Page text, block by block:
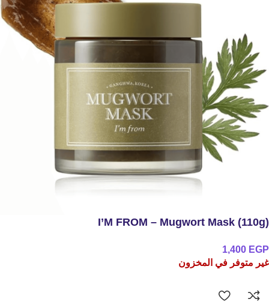
I’M FROM – Mugwort Mask (110g)
1,400 EGP
غير متوفر في المخزون